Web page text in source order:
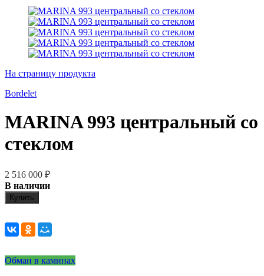
На страницу продукта
Bordelet
MARINA 993 центральный со
стеклом
2 516 000 ₽
В наличии
Купить
Обман в каминах